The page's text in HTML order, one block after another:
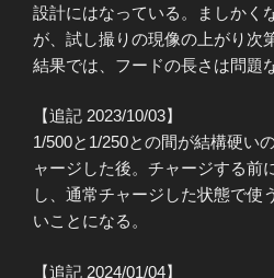
設計にはなっている。ましかく
が、試し撮りの現像の上がり次
結果では、フードの長さは問題
【追記 2023/10/03】
1/500と1/250との間が結構硬い
ャージした後。チャージする前
し、通常チャージした状態で使
いことになる。
【追記 2024/01/04】